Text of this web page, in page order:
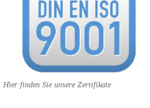
Hier finden Sie unsere Zertifikate